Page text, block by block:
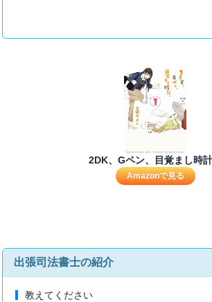
2DK、Gペン、目覚まし時計
Amazonで見る
出張司法書士の紹介
教えてください